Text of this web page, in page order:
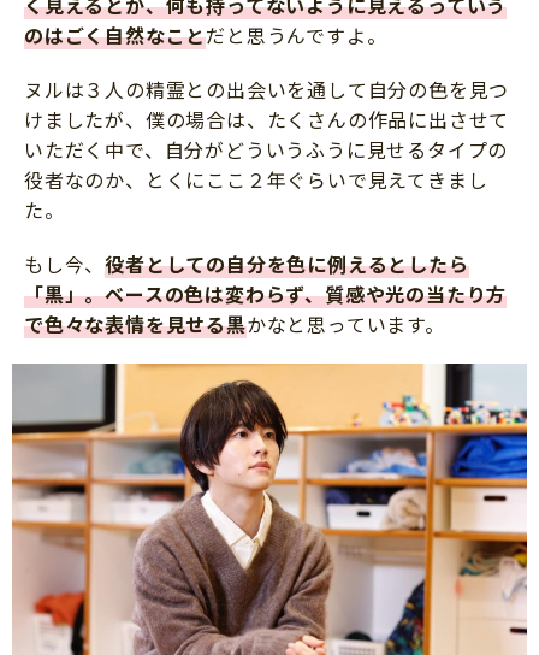
のはごく自然なことだと思うんですよ。
ヌルは３人の精霊との出会いを通して自分の色を見つ
けましたが、僕の場合は、たくさんの作品に出させて
いただく中で、自分がどういうふうに見せるタイプの
役者なのか、とくにここ２年ぐらいで見えてきまし
た。
もし今、役者としての自分を色に例えるとしたら
「黒」。ベースの色は変わらず、質感や光の当たり方
で色々な表情を見せる黒かなと思っています。